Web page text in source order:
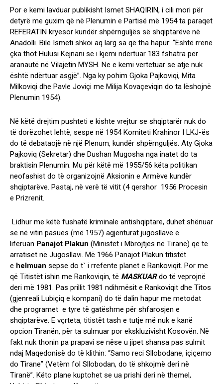
Por e kemi lavduar publikisht Ismet SHAQIRIN, i cili mori për
detyrë me guxim që në Plenumin e Partisë më 1954 ta paraqet
REFERATIN kryesor kundër shpërnguljës së shqiptarëve në
Anadolli. Bile Ismeti shkoi aq larg sa që tha hapur: “Është rrenë
çka thot Hulusi Kejnani se i kjemi ndërtuar 183 fshatra për
aranautë në Vilajetin MYSH. Ne e kemi vertetuar se atje nuk
është ndërtuar asgjë”. Nga ky pohim Gjoka Pajkoviqi, Mita
Milkoviqi dhe Pavle Joviçi me Milija Kovaçeviqin do ta lëshojnë
Plenumin 1954).
Në këtë drejtim pushteti e kishte vrejtur se shqiptarër nuk do
të dorëzohet lehtë, sespe në 1954 Komiteti Krahinor I LKJ-ës
do të debataojë në një Plenum, kundër shpërnguljës. Aty Gjoka
Pajkoviq (Sekretar) dhe Dushan Mugosha nga inatet do ta
braktisin Plenumin. Mu për këtë më 1955/56 këta politikan
neofashist do të organizojnë Aksionin e Armëve kundër
shqiptarëve. Pastaj, në verë të vitit (4 qershor 1956 Procesin
e Prizrenit.
Lidhur me këtë fushatë kriminale antishqiptare, duhet shënuar
se në vitin pasues (më 1957) agjenturat jugosllave e
liferuan Panajot Plakun (Ministët i Mbrojtjës në Tiranë) që të
arratiset në Jugosllavi. Më 1966 Panajot Plakun titistët
e helmuan sepse do t` i rrefente planet e Rankoviqit. Por me
që Titistët ishin me Rankoviqin, të MASKUARdo të veprojnë
deri më 1981. Pas prillit 1981 ndihmësit e Rankoviqit dhe Titos
(gjenreali Lubiçiq e kompani) do të dalin hapur me metodat
dhe programet e tyre të gatëshme për shfarosjen e
shqiptarëve. E vçrteta, titistët tash e tutje më nuk e kanë
opcion Tiranën, për ta sulmuar por ekskluzivisht Kosovën. Në
fakt nuk thonin pa prapavi se nëse u jipet shansa pas sulmit
ndaj Maqedonisë do të klithin: “Samo reci Sllobodane, içiçemo
do Tirane” (Vetëm fol Sllobodan, do të shkojmë deri në
Tiranë”. Këto plane kuptohet se ua prishi deri në themel,